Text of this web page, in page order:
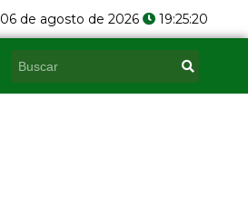
06 de agosto de 2026 19:25:20